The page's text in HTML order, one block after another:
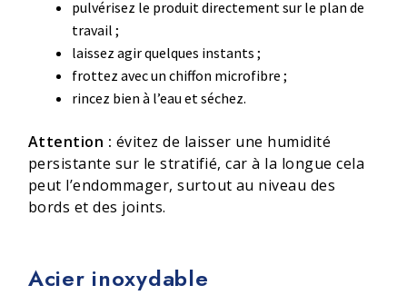
pulvérisez le produit directement sur le plan de
travail ;
laissez agir quelques instants ;
frottez avec un chiffon microfibre ;
rincez bien à l’eau et séchez.
Attention : évitez de laisser une humidité
persistante sur le stratifié, car à la longue cela
peut l’endommager, surtout au niveau des
bords et des joints.
Acier inoxydable